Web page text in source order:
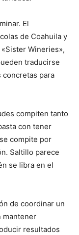
El
de Coahuila y
Wineries»,
traducirse
para
compiten tanto
con tener
compite por
Saltillo parece
se libra en el
de coordinar un
mantener
resultados